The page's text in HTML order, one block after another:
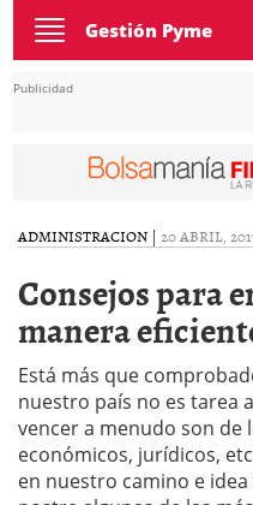
Toggle
navigation
Gestión Pyme
Publicidad
ADMINISTRACION | 20 ABRIL,
Consejos para
manera
Está más que
nuestro país no es tarea
vencer a menudo son de
económicos, jurídicos,
en nuestro camino e